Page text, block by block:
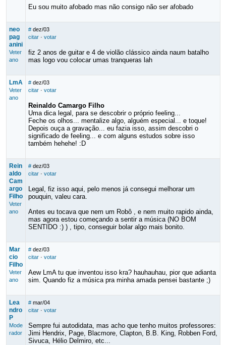
Eu sou muito afobado mas não consigo não ser afobado
neo
pag
anini
Veter
ano
# dez/03
citar· votar
fiz 2 anos de guitar e 4 de violão clássico ainda naum batalho
mas logo vou colocar umas tranqueras lah
LmA
Veter
ano
# dez/03
citar· votar
Reinaldo Camargo Filho
Uma dica legal, para se descobrir o próprio feeling...
Feche os olhos... mentalize algo, alguém especial... e toque!
Depois ouça a gravação... eu fazia isso, assim descobri o
significado de feeling... e com alguns estudos sobre isso
também hehehe! :D
Rein
aldo
Cam
argo
Filho
Veter
ano
# dez/03
citar· votar
Legal, fiz isso aqui, pelo menos já consegui melhorar um
pouquin, valeu cara.
Antes eu tocava que nem um Robô , e nem muito rapido ainda,
mas agora estou começando a sentir a música (NO BOM
SENTIDO :) ) , tipo, conseguir bolar algo mais bonito.
Mar
cio
Filho
Veter
ano
# dez/03
citar· votar
Aew LmA tu que inventou isso kra? hauhauhau, pior que adianta
sim. Quando fiz a música pra minha amada pensei bastante ;)
Lea
ndro
P
Mode
rador
# mar/04
citar· votar
Sempre fui autodidata, mas acho que tenho muitos professores:
Jimi Hendrix, Page, Blacmore, Clapton, B.B. King, Robben Ford,
Sivuca, Hélio Delmiro, etc...